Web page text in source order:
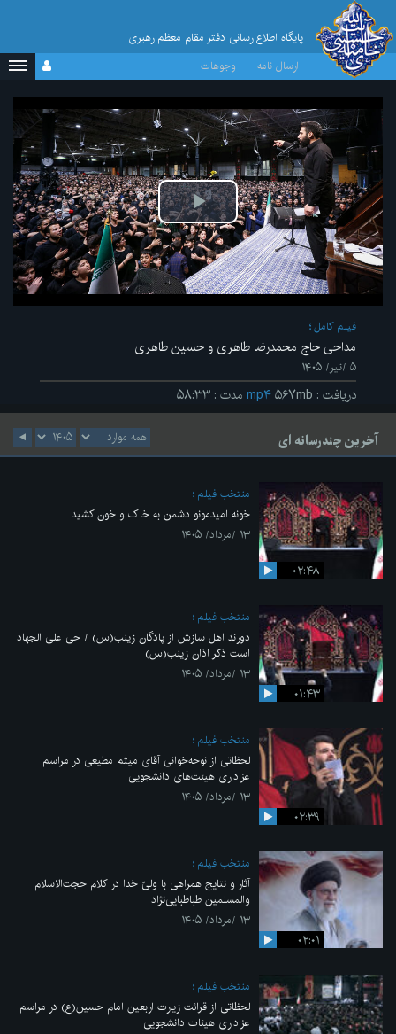
پایگاه اطلاع رسانی دفتر مقام معظم رهبری
ارسال نامه
وجوهات
پخش
ویدیو
فیلم کامل
مداحی حاج‌ محمدرضا طاهری و حسین طاهری
۵ /تیر/ ۱۴۰۵
دریافت : mp۴۵۶۷mb مدت : ۵۸:۳۳
آخرین چندرسانه ای
۰۲:۴۸
منتخب فیلم
خونه امیدمونو دشمن به خاک و خون کشید....
۱۳ /مرداد/ ۱۴۰۵
۰۱:۴۳
منتخب فیلم
دورند اهل سازش از پادگان زینب(س) / حی علی الجهاد
است ذکر اذان زینب(س)
۱۳ /مرداد/ ۱۴۰۵
۰۲:۳۹
منتخب فیلم
لحظاتی از نوحه‌خوانی آقای میثم مطیعی در مراسم
عزاداری هیئت‌های دانشجویی
۱۳ /مرداد/ ۱۴۰۵
۰۲:۰۱
منتخب فیلم
آثار و نتایج همراهی با ولیّ خدا در کلام حجت‌الاسلام
والمسلمین طباطبایی‌نژاد
۱۳ /مرداد/ ۱۴۰۵
منتخب فیلم
لحظاتی از قرائت زیارت اربعین امام حسین(ع) در مراسم
عزاداری هیئات دانشجویی